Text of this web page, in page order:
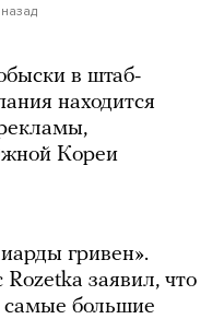
в штаб-
находится
Кореи
гривен».
заявил, что
самые большие